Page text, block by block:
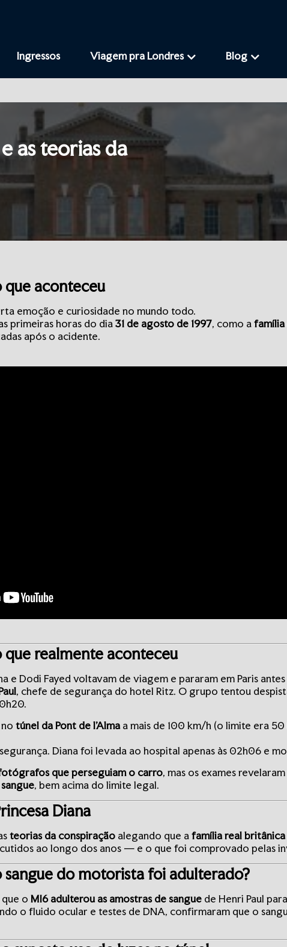
Ingressos Viagem pra Londres Blog
as teorias da
que aconteceu
emoção e curiosidade no mundo todo.
primeiras horas do dia31 de agosto de 1997, como afamília
após o acidente.
que realmente aconteceu
e Dodi Fayed voltavam de viagem e pararam em Paris
, chefe de segurança do hotel Ritz. O grupo tentou
notúnel da Pont de l’Alma a mais de 100 km/h (o limite era
Diana foi levada ao hospital apenas às 02h06 e
que perseguiam o carro, mas os exames
, bem acima do limite legal.
Diana
teorias da conspiração alegando que afamília real britânica
ao longo dos anos — e o que foi comprovado pelas
sangue do motorista foi adulterado?
que oMI6 adulterou as amostras de sangue de Henri Paul
o fluido ocular e testes de DNA, confirmaram que o